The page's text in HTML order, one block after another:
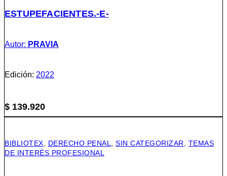
ESTUPEFACIENTES.-E-
Autor: PRAVIA
Edición: 2022
$ 139.920
BIBLIOTEX, DERECHO PENAL, SIN CATEGORIZAR, TEMAS
DE INTERÉS PROFESIONAL